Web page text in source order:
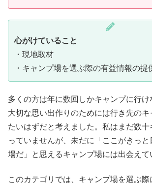
心がけていること
・現地取材
・キャンプ場を選ぶ際の有益情報の提
多くの方は年に数回しかキャンプに行け
大切な思い出作りのためには行き先のキ
たいはずだと考えました。私はまだ数
っていませんが、未だに「ここがきっ
場だ」と思えるキャンプ場には出会えて
このカテゴリでは、キャンプ場を選ぶ